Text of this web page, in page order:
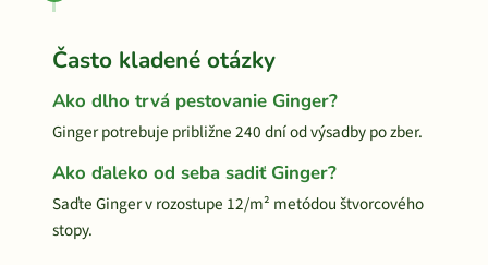
Často kladené otázky
Ako dlho trvá pestovanie Ginger?
Ginger potrebuje približne 240 dní od výsadby po zber.
Ako ďaleko od seba sadiť Ginger?
Saďte Ginger v rozostupe 12/m² metódou štvorcového
stopy.